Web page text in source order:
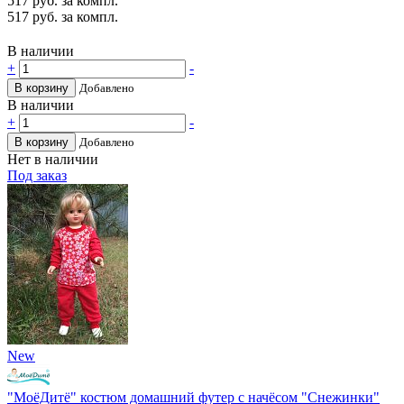
517 руб. за компл.
В наличии
+
-
В корзину Добавлено
В наличии
+
-
В корзину Добавлено
Нет в наличии
Под заказ
New
"МоёДитё" костюм домашний футер с начёсом "Снежинки"